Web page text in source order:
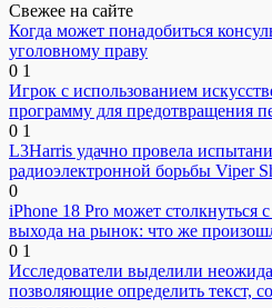
Свежее на сайте
Когда может понадобиться
уголовному праву
0 1
Игрок с использованием
программу для предотвращения
0 1
L3Harris удачно провела
радиоэлектронной борьбы Viper
0
iPhone 18 Pro может столкнуться
выхода на рынок: что же
0 1
Исследователи выделили
позволяющие определить текст,